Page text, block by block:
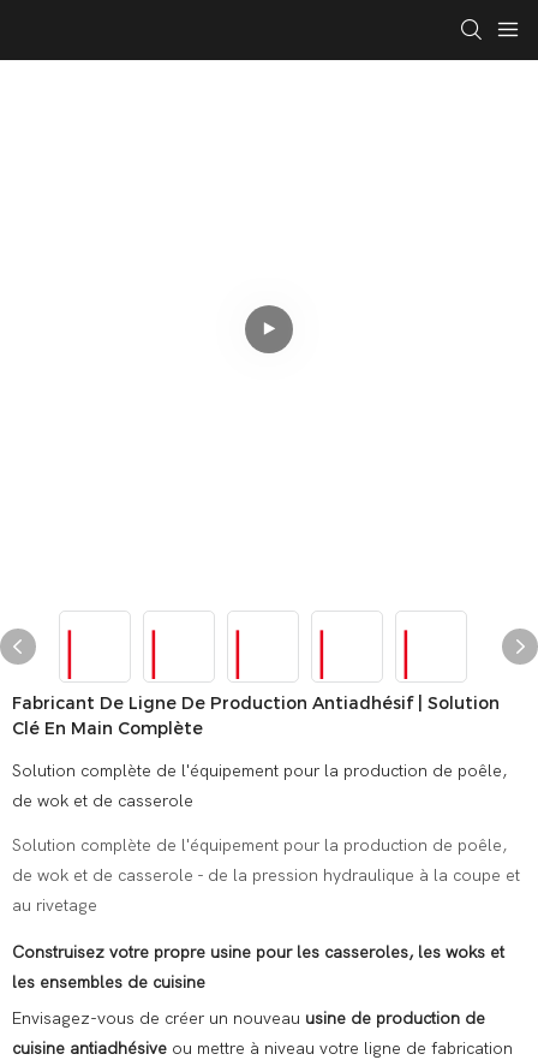
Fabricant De Ligne De Production Antiadhésif | Solution
Clé En Main Complète
Solution complète de l'équipement pour la production de poêle,
de wok et de casserole
Solution complète de l'équipement pour la production de poêle,
de wok et de casserole - de la pression hydraulique à la coupe et
au rivetage
Construisez votre propre usine pour les casseroles, les woks et
les ensembles de cuisine
Envisagez-vous de créer un nouveau usine de production de
cuisine antiadhésive ou mettre à niveau votre ligne de fabrication